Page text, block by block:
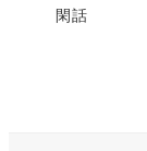
閑話